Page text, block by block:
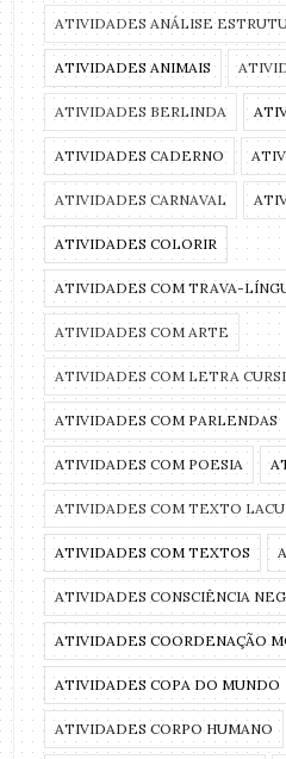
ATIVIDADES ANÁLISE
ATIVIDADES ANIMAIS
ATIVIDADES BERLINDA
ATIVIDADES CADERNO
ATIVIDADES CARNAVAL
ATIVIDADES COLORIR
ATIVIDADES COM TRAVA-
ATIVIDADES COM ARTE
ATIVIDADES COM LETRA
ATIVIDADES COM PARLENDAS
ATIVIDADES COM POESIA
ATIVIDADES COM TEXTO
ATIVIDADES COM TEXTOS
ATIVIDADES CONSCIÊNCIA
ATIVIDADES COORDENAÇÃO
ATIVIDADES COPA DO MUNDO
ATIVIDADES CORPO HUMANO